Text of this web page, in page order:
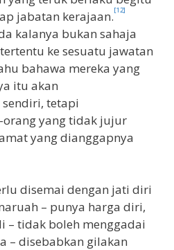
jabatan kerajaan.[12]
kalanya bukan sahaja
ke sesuatu jawatan
bahawa mereka yang
itu akan
tetapi
orang yang tidak jujur
yang dianggapnya
disemai dengan jati diri
– punya harga diri,
– tidak boleh menggadai
– disebabkan gilakan